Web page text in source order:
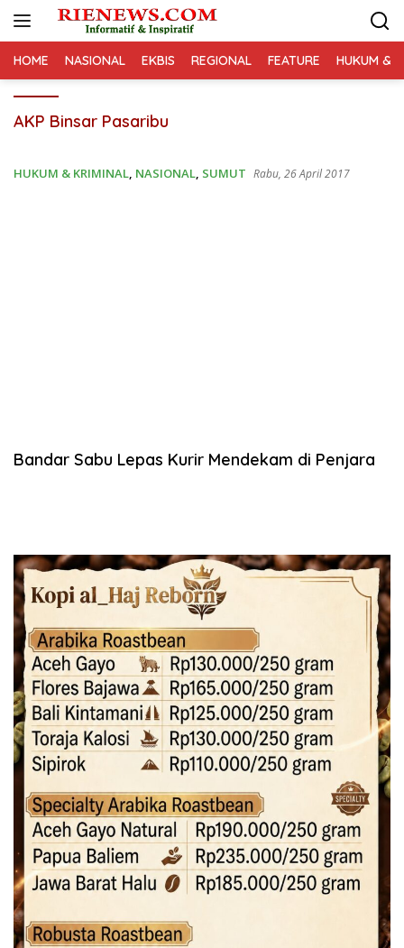
HOME NASIONAL EKBIS REGIONAL FEATURE HUKUM &
AKP Binsar Pasaribu
HUKUM & KRIMINAL, NASIONAL, SUMUT Rabu, 26 April 2017
Bandar Sabu Lepas Kurir Mendekam di Penjara